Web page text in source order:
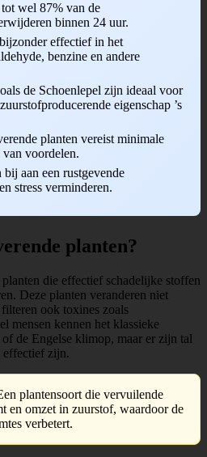
wel 87% van de
binnen 24 uur.
effectief in het
benzine en andere
de Schoenlepel zijn ideaal voor
eigenschap ’s
planten vereist minimale
voordelen.
aan een rustgevende
stress verminderen.
planten?
die effectief schadelijke stoffen
Deze planten veranderen niet
ook toxines zoals
mensen kennen het klassieke
de Engelse klimop, maar er zijn tal
effectief zijn.
plantensoort die vervuilende
en omzet in zuurstof, waardoor de
verbetert.